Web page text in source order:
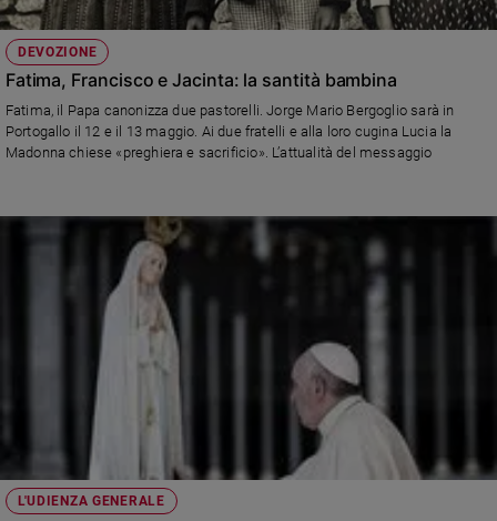
DEVOZIONE
Fatima, Francisco e Jacinta: la santità bambina
Fatima, il Papa canonizza due pastorelli. Jorge Mario Bergoglio sarà in
Portogallo il 12 e il 13 maggio. Ai due fratelli e alla loro cugina Lucia la
Madonna chiese «preghiera e sacrificio». L’attualità del messaggio
L'UDIENZA GENERALE